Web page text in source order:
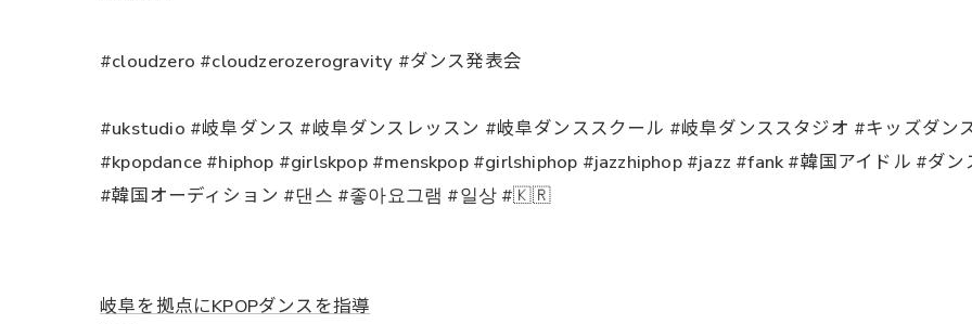
#cloudzero #cloudzerozerogravity #ダンス発表会
#ukstudio #岐阜ダンス #岐阜ダンスレッスン #岐阜ダンススクール #岐阜ダンススタジオ #キッズダン
#kpopdance #hiphop #girlskpop #menskpop #girlshiphop #jazzhiphop #jazz #fank #韓国アイドル #ダ
#韓国オーディション #댄스 #좋아요그램 #일상 #🇰🇷
岐阜を拠点にKPOPダンスを指導